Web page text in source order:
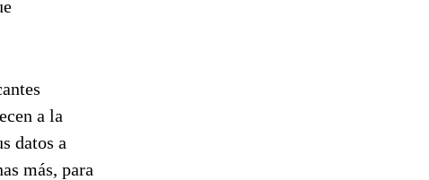
a la
datos a
más, para